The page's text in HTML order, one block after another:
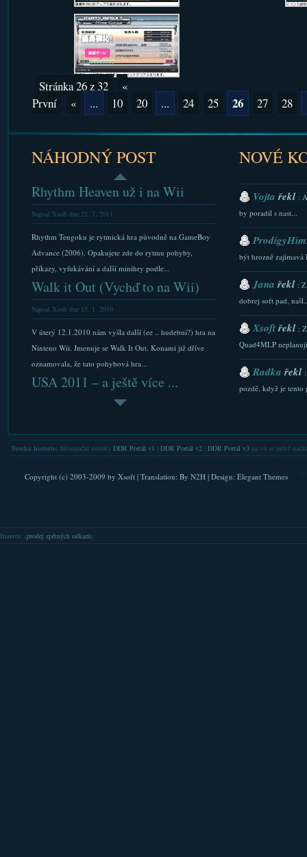
Stránka 26 z 32
«
První
« ... 10 20 ... 24 25 26 27 28
NÁHODNÝ POST
Rhythm Heaven už i na Wii
Napsal Xsoft dne 25. 7. 2011
Rhythm Tengoku je rytmická hra původně na GameBoy
Advance (2006). Opakujete zde do rytmu pohyby,
příkazy, vyťukávání a další minihry podle...
Walk it Out (Vychď to na Wii)
Napsal Xsoft dne 15. 1. 2010
V úterý 12.1.2010 nám vyšla další (ee .. hudební?) hra na
Ninteno Wii. Jmenuje se Walk It Out. Konami již dříve
oznamovala, že tato pohybová hra...
USA 2011 – a ještě více ...
trochu odpočívací, ale už se mi povedlo probrat fotky.
Jsou nahrané opět v albu. Nebyl čas...
Reflec Beat – crossover ...
jiných hudebních her. Třeba z Beatmanie IIDX, JuBeatu
NOVÉ
Vojtařekl :
by poradil s nast...
být hrozně zajímavá
Janařekl :
dobrej soft pad,
Xsoftřekl :
Quad4MLP
Radkařekl
pozdě, když je tento
stazeni a Downlaod...
Xsoftřekl
FAQ. Do nastaveni
Lubkisřekl
Trocha historie: Informační stránky DDR Portál v1 DDR Portál v2| DDR Portál v3na v4 se právě
Copyright (c) 2003-2009 by Xsoft| Translation: By N2H| Design: Elegant Themes
Inzerce: (prodej zpětných odkazů )